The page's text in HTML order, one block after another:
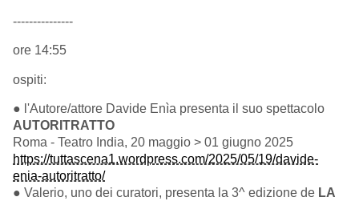
---------------
ore 14:55
ospiti:
● l'Autore/attore Davide Enìa presenta il suo spettacolo
AUTORITRATTO
Roma - Teatro India, 20 maggio > 01 giugno 2025
https://tuttascena1.wordpress.com/2025/05/19/davide-
enia-autoritratto/
● Valerio, uno dei curatori, presenta la 3^ edizione de LA